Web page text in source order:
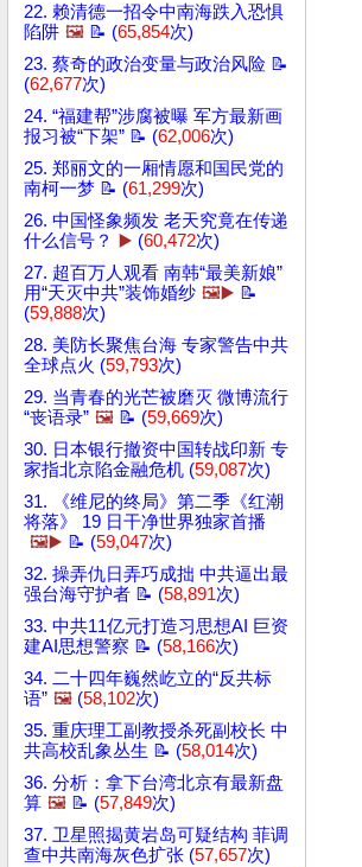
22. 赖清德一招令中南海跌入恐惧
陷阱 🖼️ 📝 (65,854次)
23. 蔡奇的政治变量与政治风险 📝
(62,677次)
24. “福建帮”涉腐被曝 军方最新画
报习被“下架” 📝 (62,006次)
25. 郑丽文的一厢情愿和国民党的
南柯一梦 📝 (61,299次)
26. 中国怪象频发 老天究竟在传递
什么信号？
▶️ (60,472次)
27. 超百万人观看 南韩“最美新娘”
用“天灭中共”装饰婚纱 🖼️▶️ 📝
(59,888次)
28. 美防长聚焦台海 专家警告中共
全球点火 (59,793次)
29. 当青春的光芒被磨灭 微博流行
“丧语录” 🖼️ 📝 (59,669次)
30. 日本银行撤资中国转战印新 专
家指北京陷金融危机 (59,087次)
31. 《维尼的终局》第二季《红潮
将落》 19 日干净世界独家首播
🖼️▶️ 📝 (59,047次)
32. 操弄仇日弄巧成拙 中共逼出最
强台海守护者 📝 (58,891次)
33. 中共11亿元打造习思想AI 巨资
建AI思想警察 📝 (58,166次)
34. 二十四年巍然屹立的“反共标
语” 🖼️ (58,102次)
35. 重庆理工副教授杀死副校长 中
共高校乱象丛生 📝 (58,014次)
36. 分析：拿下台湾北京有最新盘
算 🖼️ 📝 (57,849次)
37. 卫星照揭黄岩岛可疑结构 菲调
查中共南海灰色扩张 (57,657次)